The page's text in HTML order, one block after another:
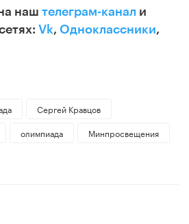
наш телеграм-канал и
Vk, Одноклассники,
Сергей Кравцов
олимпиада
Минпросвещения